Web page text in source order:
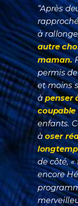
“Après
à
autre
maman.
permis
et moins
à penser
coupable
enfants.
àoser
de côté,
encore